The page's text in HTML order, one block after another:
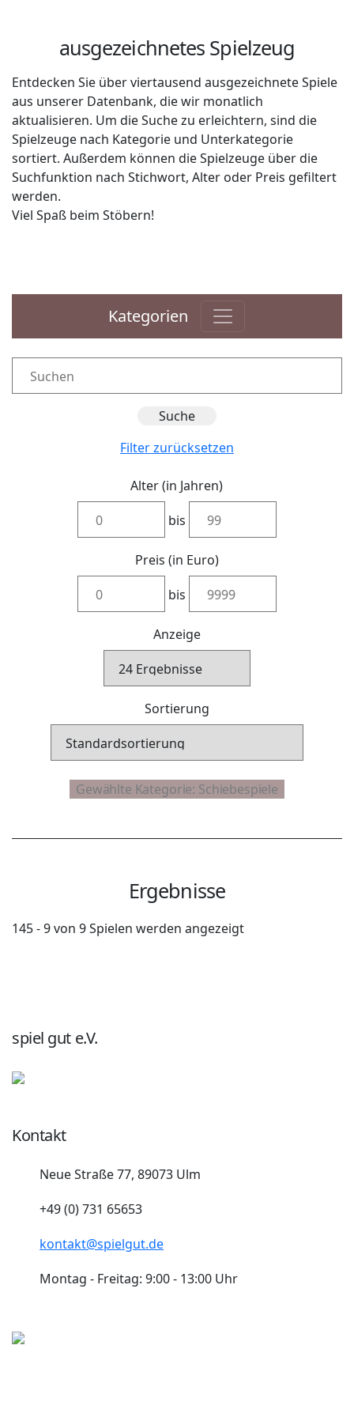
ausgezeichnetes Spielzeug
Entdecken Sie über viertausend ausgezeichnete Spiele
aus unserer Datenbank, die wir monatlich
aktualisieren. Um die Suche zu erleichtern, sind die
Spielzeuge nach Kategorie und Unterkategorie
sortiert. Außerdem können die Spielzeuge über die
Suchfunktion nach Stichwort, Alter oder Preis gefiltert
werden.
Viel Spaß beim Stöbern!
Kategorien
Filter zurücksetzen
Alter (in Jahren)
bis
Preis (in Euro)
bis
Anzeige
Sortierung
Ergebnisse
145 - 9 von 9 Spielen werden angezeigt
spiel gut e.V.
Kontakt
Neue Straße 77, 89073 Ulm
+49 (0) 731 65653
kontakt@spielgut.de
Montag - Freitag: 9:00 - 13:00 Uhr